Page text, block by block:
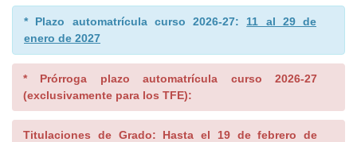
* Plazo automatrícula curso 2026-27: 11 al 29 de
enero de 2027
* Prórroga plazo automatrícula curso 2026-27
(exclusivamente para los TFE):
Titulaciones de Grado: Hasta el 19 de febrero de